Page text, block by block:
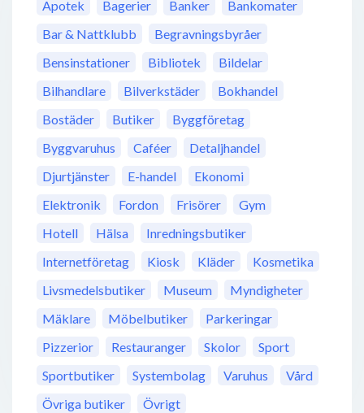
Apotek Bagerier Banker
Bankomater
Bar & Nattklubb
Begravningsbyråer
Bensinstationer
Bibliotek
Bildelar
Bilhandlare
Bilverkstäder
Bokhandel
Bostäder
Butiker
Byggföretag
Byggvaruhus
Caféer
Detaljhandel
Djurtjänster
E-handel
Ekonomi
Elektronik
Fordon Frisörer
Gym
Hotell
Hälsa
Inredningsbutiker
Internetföretag
Kiosk Kläder
Kosmetika
Livsmedelsbutiker
Museum
Myndigheter
Mäklare
Möbelbutiker
Parkeringar
Pizzerior
Restauranger Skolor
Sport
Sportbutiker
Systembolag Varuhus
Vård
Övriga butiker
Övrigt